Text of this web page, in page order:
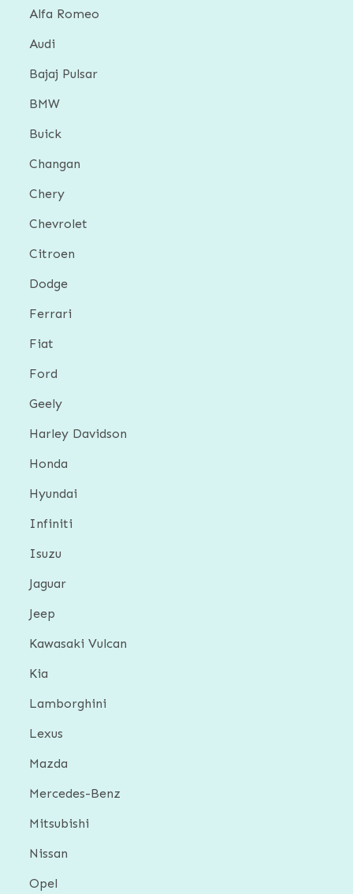
Alfa Romeo
Audi
Bajaj Pulsar
BMW
Buick
Changan
Chery
Chevrolet
Citroen
Dodge
Ferrari
Fiat
Ford
Geely
Harley Davidson
Honda
Hyundai
Infiniti
Isuzu
Jaguar
Jeep
Kawasaki Vulcan
Kia
Lamborghini
Lexus
Mazda
Mercedes-Benz
Mitsubishi
Nissan
Opel